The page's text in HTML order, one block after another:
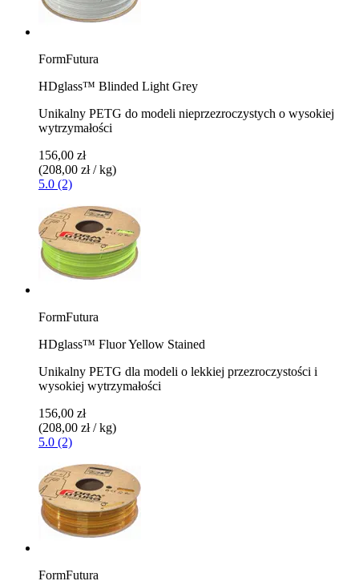
FormFutura
HDglass™ Blinded Light Grey
Unikalny PETG do modeli nieprzezroczystych o wysokiej
wytrzymałości
156,00 zł
(208,00 zł / kg)
5.0 (2)
FormFutura
HDglass™ Fluor Yellow Stained
Unikalny PETG dla modeli o lekkiej przezroczystości i
wysokiej wytrzymałości
156,00 zł
(208,00 zł / kg)
5.0 (2)
FormFutura